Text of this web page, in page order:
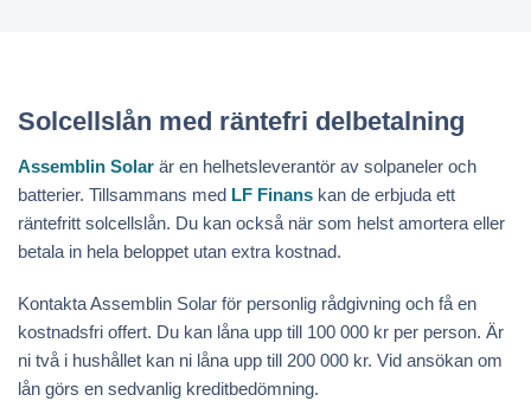
Solcellslån med räntefri delbetalning
Assemblin Solar är en helhetsleverantör av solpaneler och
batterier. Tillsammans med LF Finans kan de erbjuda ett
räntefritt solcellslån. Du kan också när som helst amortera eller
betala in hela beloppet utan extra kostnad.
Kontakta Assemblin Solar för personlig rådgivning och få en
kostnadsfri offert. Du kan låna upp till 100 000 kr per person. Är
ni två i hushållet kan ni låna upp till 200 000 kr. Vid ansökan om
lån görs en sedvanlig kreditbedömning.